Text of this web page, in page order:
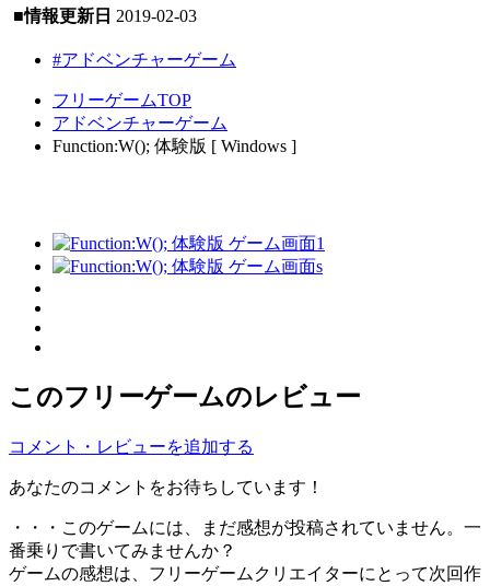
■情報更新日 2019-02-03
#アドベンチャーゲーム
フリーゲームTOP
アドベンチャーゲーム
Function:W(); 体験版 [ Windows ]
このフリーゲームのレビュー
コメント・レビューを追加する
あなたのコメントをお待ちしています！
・・・このゲームには、まだ感想が投稿されていません。一
番乗りで書いてみませんか？
ゲームの感想は、フリーゲームクリエイターにとって次回作